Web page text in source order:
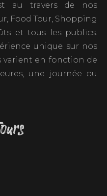
au travers de nos
Food Tour, Shopping
et tous les publics.
unique sur nos
varient en fonction de
une journée ou